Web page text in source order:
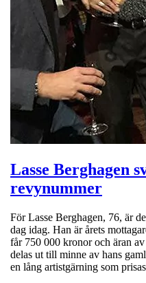
Lasse Berghagen
revynummer
För Lasse Berghagen, 76, är
dag idag. Han är årets
får 750 000 kronor och äran
delas ut till minne av hans
en lång artistgärning som